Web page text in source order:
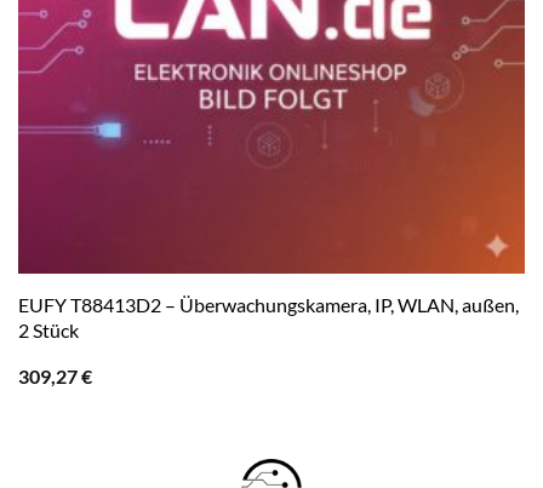
EUFY T88413D2 – Überwachungskamera, IP, WLAN, außen,
2 Stück
309,27€